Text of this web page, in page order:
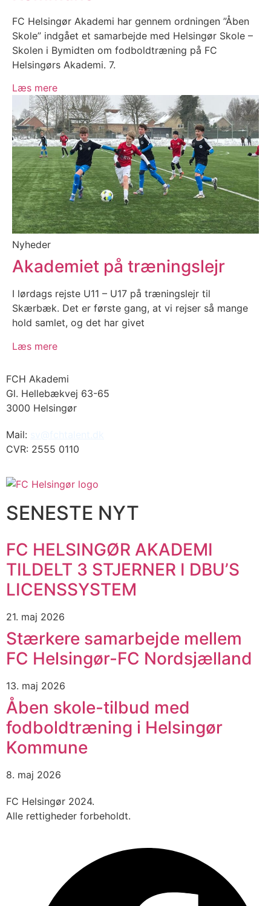
FC Helsingør Akademi har gennem ordningen ”Åben
Skole” indgået et samarbejde med Helsingør Skole –
Skolen i Bymidten om fodboldtræning på FC
Helsingørs Akademi. 7.
Læs mere
Nyheder
Akademiet på træningslejr
I lørdags rejste U11 – U17 på træningslejr til
Skærbæk. Det er første gang, at vi rejser så mange
hold samlet, og det har givet
Læs mere
FCH Akademi
Gl. Hellebækvej 63-65
3000 Helsingør
Mail:
CVR: 2555 0110
SENESTE NYT
FC HELSINGØR AKADEMI
TILDELT 3 STJERNER I DBU’S
LICENSSYSTEM
21. maj 2026
Stærkere samarbejde mellem
FC Helsingør-FC Nordsjælland
13. maj 2026
Åben skole-tilbud med
fodboldtræning i Helsingør
Kommune
8. maj 2026
FC Helsingør 2024.
Alle rettigheder forbeholdt.